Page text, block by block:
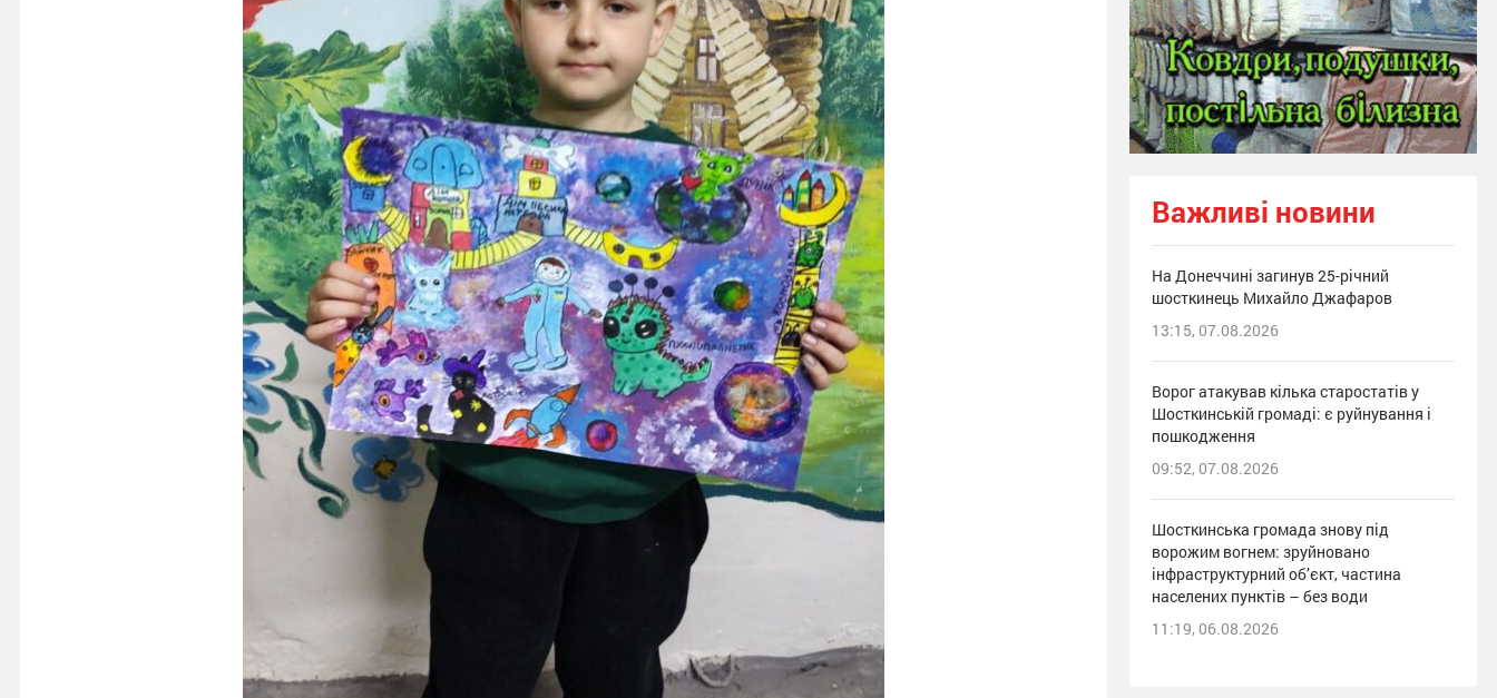
Важливі новини
На Донеччині загинув 25-річний
шосткинець Михайло Джафаров
13:15, 07.08.2026
Ворог атакував кілька старостатів у
Шосткинській громаді: є руйнування і
пошкодження
09:52, 07.08.2026
Шосткинська громада знову під
ворожим вогнем: зруйновано
інфраструктурний об’єкт, частина
населених пунктів – без води
11:19, 06.08.2026